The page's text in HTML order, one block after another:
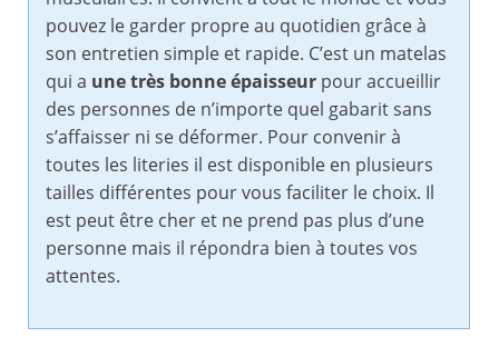
pouvez le garder propre au quotidien grâce à
son entretien simple et rapide. C’est un matelas
qui a une très bonne épaisseur pour accueillir
des personnes de n’importe quel gabarit sans
s’affaisser ni se déformer. Pour convenir à
toutes les literies il est disponible en plusieurs
tailles différentes pour vous faciliter le choix. Il
est peut être cher et ne prend pas plus d’une
personne mais il répondra bien à toutes vos
attentes.